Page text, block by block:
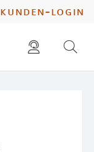
kunden-login